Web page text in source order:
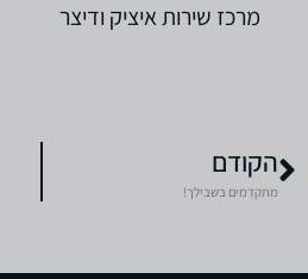
מרכז שירות איציק ודיצר
הקודם
מתקדמים בשבילך!